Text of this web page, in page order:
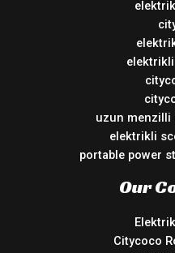
uzun
elektrikli
portable power
Our
Citycoco